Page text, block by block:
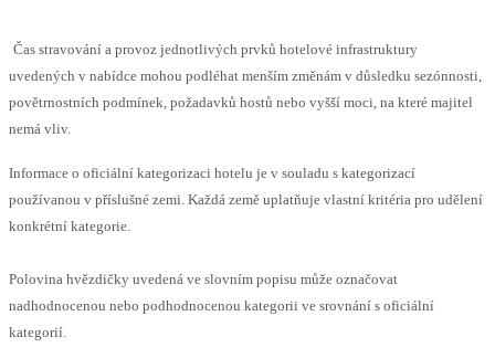
Čas stravování a provoz jednotlivých prvků hotelové infrastruktury
uvedených v nabídce mohou podléhat menším změnám v důsledku sezónnosti,
povětrnostních podmínek, požadavků hostů nebo vyšší moci, na které majitel
nemá vliv.
Informace o oficiální kategorizaci hotelu je v souladu s kategorizací
používanou v příslušné zemi. Každá země uplatňuje vlastní kritéria pro udělení
konkrétní kategorie.
Polovina hvězdičky uvedená ve slovním popisu může označovat
nadhodnocenou nebo podhodnocenou kategorii ve srovnání s oficiální
kategorií.